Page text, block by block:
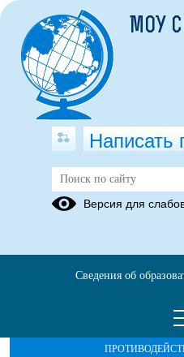
Публикации за
МОУ
Написать
Версия для
Сведения об